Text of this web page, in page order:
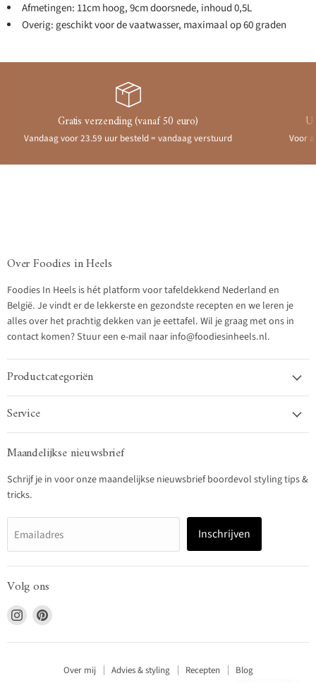
Afmetingen: 11cm hoog, 9cm doorsnede, inhoud 0,5L
Overig: geschikt voor de vaatwasser, maximaal op 60 graden
Gratis verzending (vanaf 50 euro)
Vandaag voor 23.59 uur besteld = vandaag verstuurd Voor
Over Foodies in Heels
Foodies In Heels is hét platform voor tafeldekkend Nederland en
België. Je vindt er de lekkerste en gezondste recepten en we leren je
alles over het prachtig dekken van je eettafel. Wil je graag met ons in
contact komen? Stuur een e-mail naar info@foodiesinheels.nl.
Productcategoriën
Service
Maandelijkse nieuwsbrief
Schrijf je in voor onze maandelijkse nieuwsbrief boordevol styling tips &
tricks.
Emailadres Inschrijven
Volg ons
Vind
ons
op
Vind
op
Over mij Advies & styling Recepten
Blog